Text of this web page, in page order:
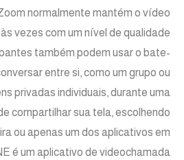
normalmente mantém o vídeo
vezes com um nível de qualidade
também podem usar o bate-
entre si, como um grupo ou
privadas individuais, durante uma
compartilhar sua tela, escolhendo
ou apenas um dos aplicativos em
é um aplicativo de videochamada